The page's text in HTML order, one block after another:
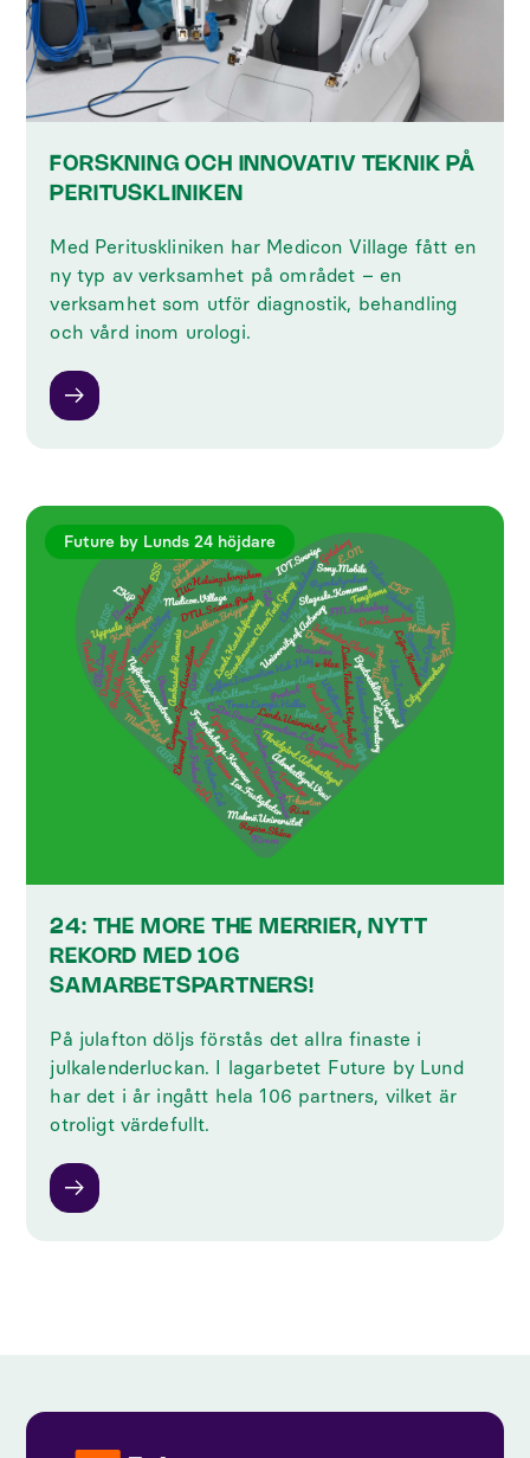
FORSKNING OCH INNOVATIV TEKNIK PÅ
PERITUSKLINIKEN
‍Med Perituskliniken har Medicon Village fått en
ny typ av verksamhet på området – en
verksamhet som utför diagnostik, behandling
och vård inom urologi.
Future by Lunds 24 höjdare
24: THE MORE THE MERRIER, NYTT
REKORD MED 106
SAMARBETSPARTNERS!
På julafton döljs förstås det allra finaste i
julkalenderluckan. I lagarbetet Future by Lund
har det i år ingått hela 106 partners, vilket är
otroligt värdefullt.